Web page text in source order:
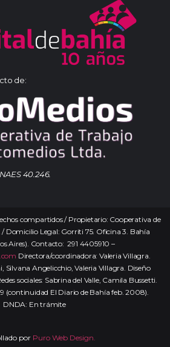
de:
40.246.
compartidos / Propietario: Cooperativa de
/ Domicilio Legal: Gorriti 75. Oficina 3. Bahía
Aires). Contacto: 291 4405910 –
Directora/coordinadora: Valeria Villagra.
Silvana Angelicchio, Valeria Villagra. Diseño
sociales: Sabrina del Valle, Camila Bussetti.
(continuidad El Diario de Bahía feb. 2008).
DNDA: En trámite
por Puro Web Design.